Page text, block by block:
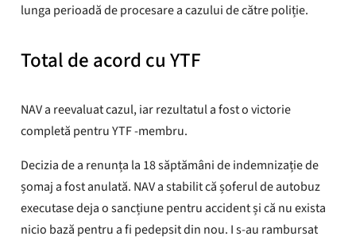
lunga perioadă de procesare a cazului de către poliție.
Total de acord cu YTF
NAV a reevaluat cazul, iar rezultatul a fost o victorie
completă pentru YTF -membru.
Decizia de a renunța la 18 săptămâni de indemnizație de
șomaj a fost anulată. NAV a stabilit că șoferul de autobuz
executase deja o sancțiune pentru accident și că nu exista
nicio bază pentru a fi pedepsit din nou. I s-au rambursat